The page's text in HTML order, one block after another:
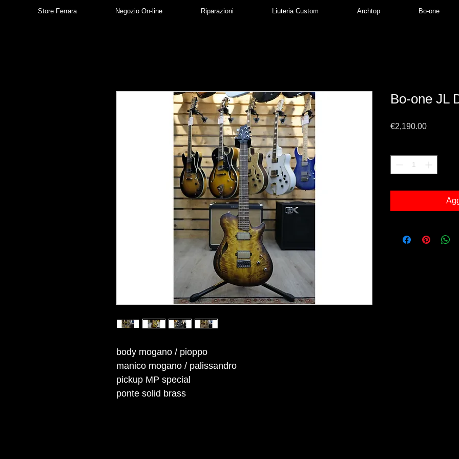
Store Ferrara Negozio On-line Riparazioni Liuteria Custom Archtop Bo-one
body mogano / pioppo
manico mogano / palissandro
pickup MP special
ponte solid brass
Bo-one JL
€2,190.00Prezzo